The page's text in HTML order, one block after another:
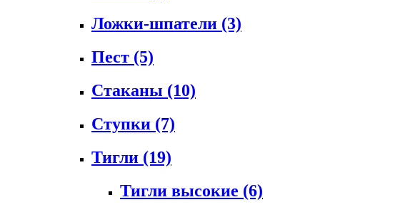
Ложки-шпатели (3)
Пест (5)
Стаканы (10)
Ступки (7)
Тигли (19)
Тигли высокие (6)